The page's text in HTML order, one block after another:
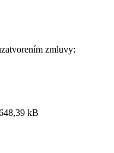
zmluvy:
kB